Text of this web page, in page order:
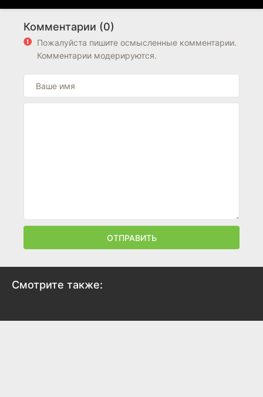
Комментарии (0)
Пожалуйста пишите осмысленные комментарии.
Комментарии модерируются.
ОТПРАВИТЬ
Смотрите также: